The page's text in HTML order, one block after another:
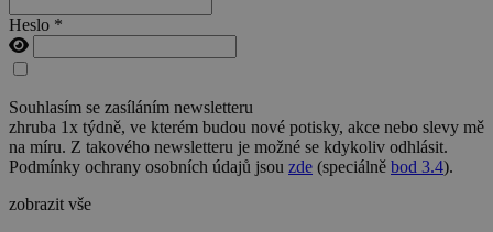
Heslo *
Souhlasím se zasíláním newsletteru
zhruba 1x týdně, ve kterém budou nové potisky, akce nebo slevy mě
na míru. Z takového newsletteru je možné se kdykoliv odhlásit.
Podmínky ochrany osobních údajů jsou zde (speciálně bod 3.4).
zobrazit vše